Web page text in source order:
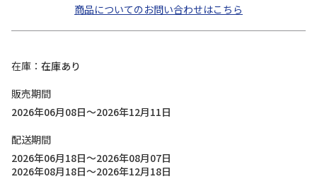
商品についてのお問い合わせはこちら
在庫
在庫あり
販売期間
2026年06月08日～2026年12月11日
配送期間
2026年06月18日～2026年08月07日
2026年08月18日～2026年12月18日